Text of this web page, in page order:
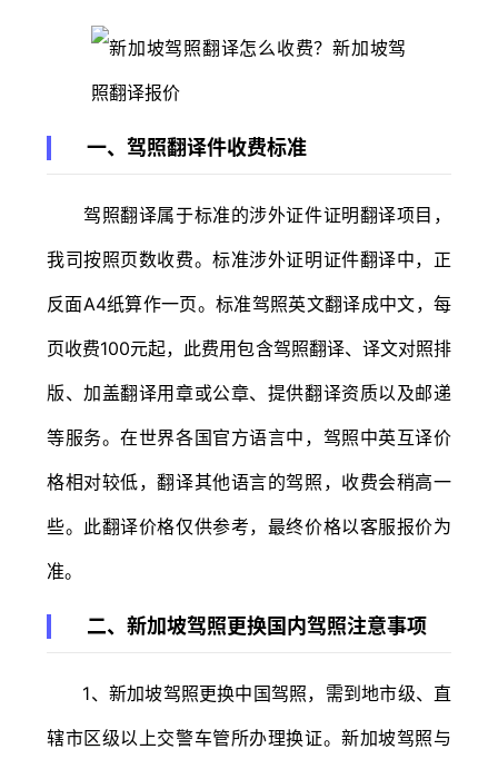
一、驾照翻译件收费标准
驾照翻译属于标准的涉外证件证明翻译项目，
我司按照页数收费。标准涉外证明证件翻译中，正
反面A4纸算作一页。标准驾照英文翻译成中文，每
页收费100元起，此费用包含驾照翻译、译文对照排
版、加盖翻译用章或公章、提供翻译资质以及邮递
等服务。在世界各国官方语言中，驾照中英互译价
格相对较低，翻译其他语言的驾照，收费会稍高一
些。此翻译价格仅供参考，最终价格以客服报价为
准。
二、新加坡驾照更换国内驾照注意事项
1、新加坡驾照更换中国驾照，需到地市级、直
辖市区级以上交警车管所办理换证。新加坡驾照与